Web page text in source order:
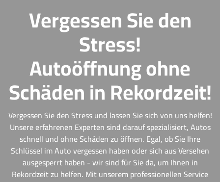
Vergessen Sie den
Stress!
Autoöffnung ohne
Schäden in Rekordzeit!
Vergessen Sie den Stress und lassen Sie sich von uns helfen!
Unsere erfahrenen Experten sind darauf spezialisiert, Autos
schnell und ohne Schäden zu öffnen. Egal, ob Sie Ihre
Schlüssel im Auto vergessen haben oder sich aus Versehen
ausgesperrt haben - wir sind für Sie da, um Ihnen in
Rekordzeit zu helfen. Mit unserem professionellen Service